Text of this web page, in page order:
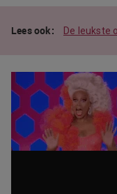
De leukste